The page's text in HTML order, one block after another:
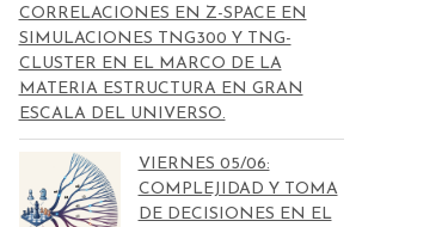
CORRELACIONES EN Z-SPACE EN
SIMULACIONES TNG300 Y TNG-
CLUSTER EN EL MARCO DE LA
MATERIA ESTRUCTURA EN GRAN
ESCALA DEL UNIVERSO.
VIERNES 05/06:
COMPLEJIDAD Y TOMA
DE DECISIONES EN EL